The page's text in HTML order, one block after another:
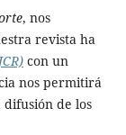
, nos
revista ha
con un
nos permitirá
de los